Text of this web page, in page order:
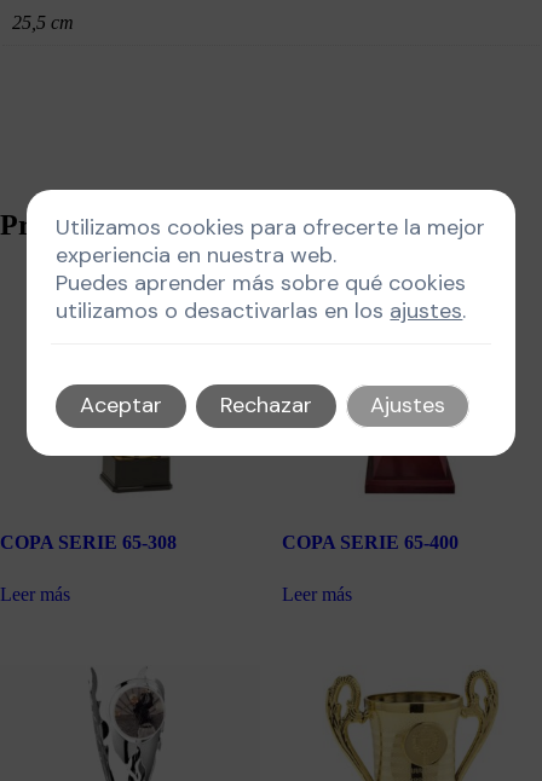
25,5 cm
Productos relacionados
COPA SERIE 65-308
Leer más
COPA SERIE 65-400
Leer más
Utilizamos cookies para ofrecerte la mejor
experiencia en nuestra web.
Puedes aprender más sobre qué cookies
utilizamos o desactivarlas en los ajustes.
Aceptar Rechazar Ajustes